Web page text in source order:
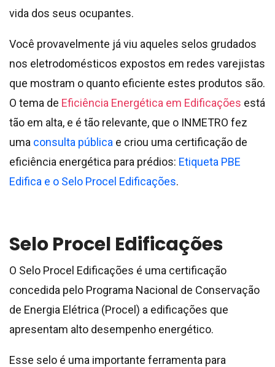
vida dos seus ocupantes.
Você provavelmente já viu aqueles selos grudados
nos eletrodomésticos expostos em redes varejistas
que mostram o quanto eficiente estes produtos são.
O tema de Eficiência Energética em Edificações está
tão em alta, e é tão relevante, que o INMETRO fez
uma consulta pública e criou uma certificação de
eficiência energética para prédios: Etiqueta PBE
Edifica e o Selo Procel Edificações.
Selo Procel Edificações
O Selo Procel Edificações é uma certificação
concedida pelo Programa Nacional de Conservação
de Energia Elétrica (Procel) a edificações que
apresentam alto desempenho energético.
Esse selo é uma importante ferramenta para